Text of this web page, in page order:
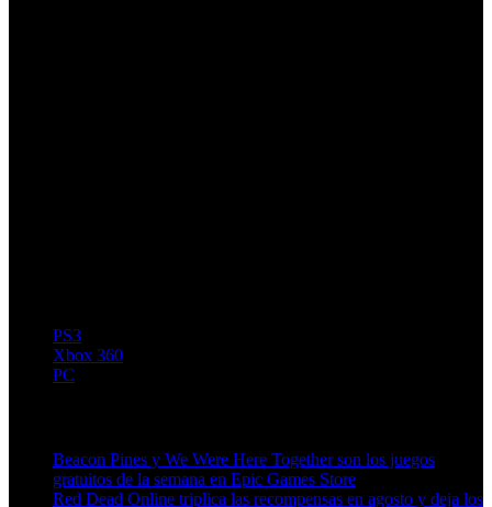
PS3
Xbox 360
PC
Beacon Pines y We Were Here Together son los juegos
gratuitos de la semana en Epic Games Store
Red Dead Online triplica las recompensas en agosto y deja los